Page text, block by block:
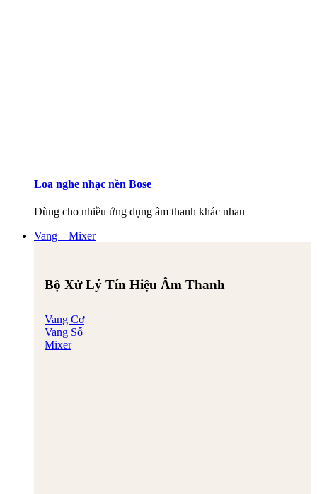
Loa nghe nhạc nền Bose
Dùng cho nhiều ứng dụng âm thanh khác nhau
Vang – Mixer
Bộ Xử Lý Tín Hiệu Âm Thanh
Vang Cơ
Vang Số
Mixer